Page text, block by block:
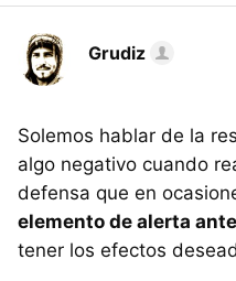
Grudiz
Solemos hablar de la
algo negativo cuando
defensa que en
elemento de alerta
tener los efectos